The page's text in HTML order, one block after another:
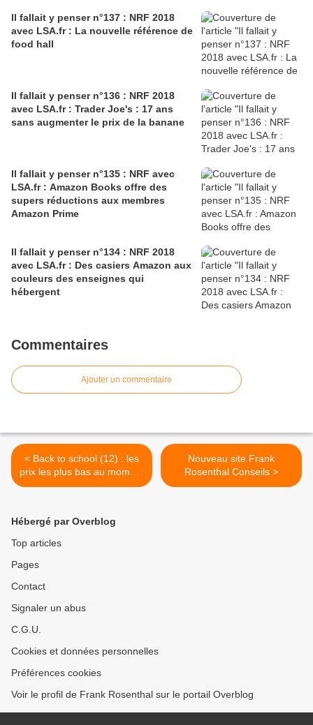
Il fallait y penser n°137 : NRF 2018
avec LSA.fr : La nouvelle référence de
food hall
Il fallait y penser n°136 : NRF 2018
avec LSA.fr : Trader Joe's : 17 ans
sans augmenter le prix de la banane
Il fallait y penser n°135 : NRF avec
LSA.fr : Amazon Books offre des
supers réductions aux membres
Amazon Prime
Il fallait y penser n°134 : NRF 2018
avec LSA.fr : Des casiers Amazon aux
couleurs des enseignes qui
hébergent
Commentaires
Ajouter un commentaire
< Back to school (12) : les
prix les plus bas au moment
des fortes dépenses :
Nouveau site Frank
Rosenthal Conseils >
Hébergé par Overblog
Top articles
Pages
Contact
Signaler un abus
C.G.U.
Cookies et données personnelles
Préférences cookies
Voir le profil de Frank Rosenthal sur le portail Overblog